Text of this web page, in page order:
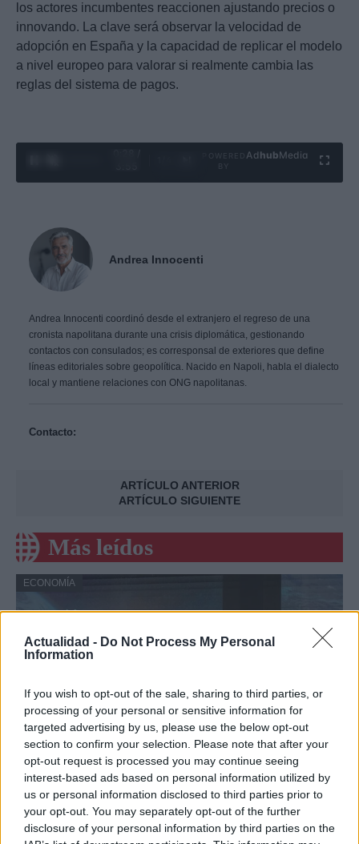
Actualidad - Do Not Process My Personal
Information
If you wish to opt-out of the sale, sharing to third parties, or
processing of your personal or sensitive information for
targeted advertising by us, please use the below opt-out
section to confirm your selection. Please note that after your
opt-out request is processed you may continue seeing
interest-based ads based on personal information utilized by
us or personal information disclosed to third parties prior to
your opt-out. You may separately opt-out of the further
disclosure of your personal information by third parties on the
los actores incumbentes reaccionen ajustando precios o
innovando. La clave será observar la velocidad de
adopción en España y la capacidad de replicar el modelo
a nivel europeo para valorar si realmente cambia las
reglas del sistema de pagos.
Ad hubMedia
Andrea Innocenti
Andrea Innocenti coordinó desde el extranjero el regreso de una
cronista napolitana durante una crisis diplomática, gestionando
contactos con consulados; es corresponsal de exteriores que define
líneas editoriales sobre geopolítica. Nacido en Napoli, habla el dialecto
local y mantiene relaciones con ONG napolitanas.
Contacto:
ARTÍCULO ANTERIOR
ARTÍCULO SIGUIENTE
Más leídos
ECONOMÍA
Vidoser cierra una ronda puente de 1
millón de euros, supera los 5 millones de
euros de ARR en el primer semestre de